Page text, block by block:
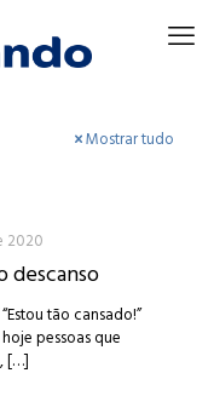
Mostrar tudo
2020
descanso
tão cansado!”
pessoas que
[…]